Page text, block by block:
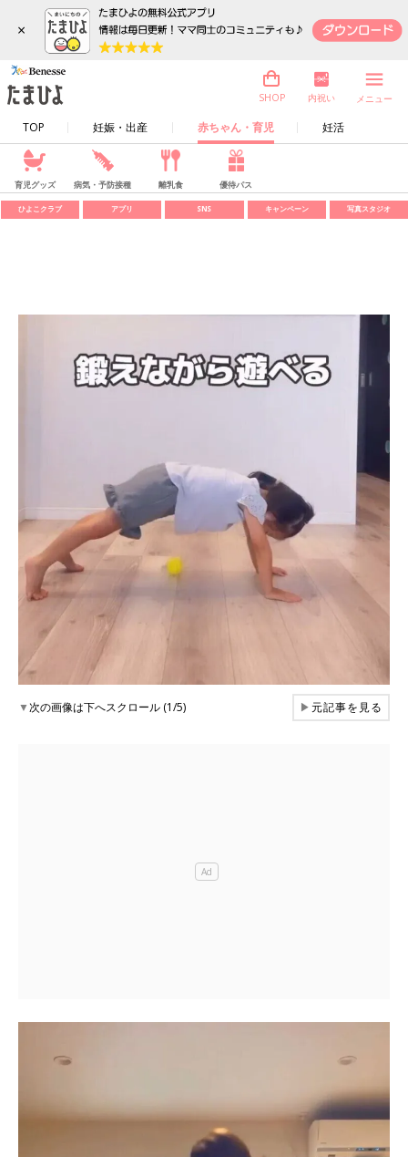
×
TOP 妊娠・出産 赤ちゃん・育児 妊活
SHOP 内祝い メニュー
育児グッズ 病気・予防接種 離乳食 優待パス
ひよこクラブ アプリ SNS キャンペーン 写真スタジオ
▼次の画像は下へスクロール (1/5) ▶元記事を見る